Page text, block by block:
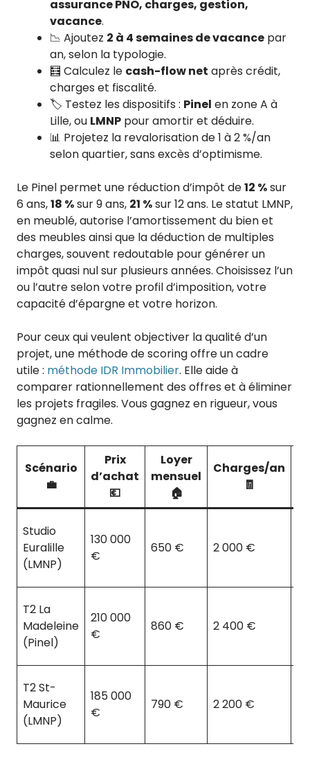
assurance PNO, charges, gestion,
vacance.
📉 Ajoutez 2 à 4 semaines de vacance par
an, selon la typologie.
🧮 Calculez le cash-flow net après crédit,
charges et fiscalité.
🏷️ Testez les dispositifs : Pinel en zone A à
Lille, ou LMNP pour amortir et déduire.
📊 Projetez la revalorisation de 1 à 2 %/an
selon quartier, sans excès d’optimisme.
Le Pinel permet une réduction d’impôt de12 %sur
6 ans,18 %sur 9 ans, 21 %sur 12 ans. Le statut LMNP,
en meublé, autorise l’amortissement du bien et
des meubles ainsi que la déduction de multiples
charges, souvent redoutable pour générer un
impôt quasi nul sur plusieurs années. Choisissez l’un
ou l’autre selon votre profil d’imposition, votre
capacité d’épargne et votre horizon.
Pour ceux qui veulent objectiver la qualité d’un
projet, une méthode de scoring offre un cadre
utile : méthode IDR Immobilier. Elle aide à
comparer rationnellement des offres et à éliminer
les projets fragiles. Vous gagnez en rigueur, vous
gagnez en calme.
Scénario
💼
Prix
d’achat
💶
Loyer
mensuel
🏠
Charges/an
🧾
Studio
Euralille
(LMNP)
130 000
€
650 € 2 000 €
T2 La
Madeleine
(Pinel)
210 000
€
860 € 2 400 €
T2 St-
Maurice
(LMNP)
185 000
€
790 € 2 200 €